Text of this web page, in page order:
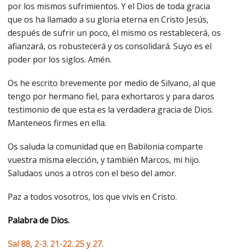
por los mismos sufrimientos. Y el Dios de toda gracia
que os ha llamado a su gloria eterna en Cristo Jesús,
después de sufrir un poco, él mismo os restablecerá, os
afianzará, os robustecerá y os consolidará. Suyo es el
poder por los siglos. Amén.
Os he escrito brevemente por medio de Silvano, al que
tengo por hermano fiel, para exhortaros y para daros
testimonio de que esta es la verdadera gracia de Dios.
Manteneos firmes en ella.
Os saluda la comunidad que en Babilonia comparte
vuestra misma elección, y también Marcos, mi hijo.
Saludaos unos a otros con el beso del amor.
Paz a todos vosotros, los que vivís en Cristo.
Palabra de Dios.
Sal 88, 2-3. 21-22. 25 y 27.